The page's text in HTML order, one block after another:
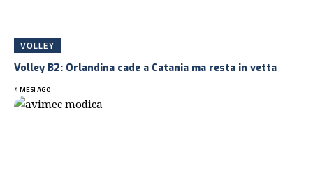
VOLLEY
Volley B2: Orlandina cade a Catania ma resta in vetta
4 MESI AGO